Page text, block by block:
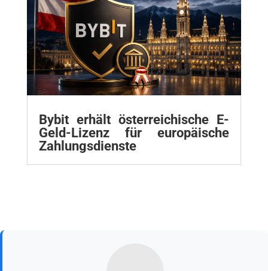
Bybit erhält österreichische E-
Geld-Lizenz für europäische
Zahlungsdienste